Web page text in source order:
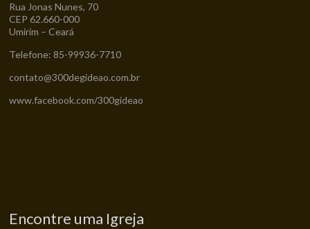
Rua Jonas Nunes, 70
CEP 62.660-000
Umirim – Ceará
Telefone: 85-99936-7710
contato@300degideao.com.br
www.facebook.com/300gideao
Encontre uma Igreja